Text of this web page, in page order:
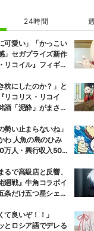
24時間
可愛い」「かっこい
」セガプライズ新作
リコイル』フィギュ
枕にしたのか？」と
リコリス・リコイ
酒「泥酔」がまさか
勢い止まらないね」
わ 人魚の島のひみ
万人・興行収入50億
るで高級店と反響、
廻戦』牛角コラボイ
条だけ五つ星シェ
て良いぞ！！」
とロシア語でデレる